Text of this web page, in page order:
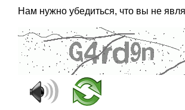
Нам нужно убедиться, что вы не